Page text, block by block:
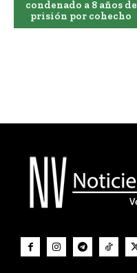
condenado a 8 años de
prisión por cohecho